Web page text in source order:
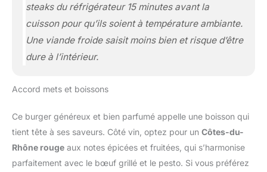
steaks du réfrigérateur 15 minutes avant la
cuisson pour qu’ils soient à température ambiante.
Une viande froide saisit moins bien et risque d’être
dure à l’intérieur.
Accord mets et boissons
Ce burger généreux et bien parfumé appelle une boisson qui
tient tête à ses saveurs. Côté vin, optez pour un Côtes-du-
Rhône rouge aux notes épicées et fruitées, qui s’harmonise
parfaitement avec le bœuf grillé et le pesto. Si vous préférez